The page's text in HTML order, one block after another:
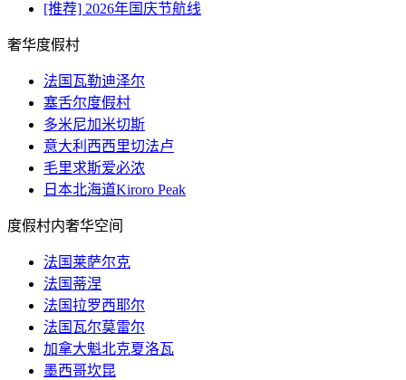
[推荐] 2026年国庆节航线
奢华度假村
法国瓦勒迪泽尔
塞舌尔度假村
多米尼加米切斯
意大利西西里切法卢
毛里求斯爱必浓
日本北海道Kiroro Peak
度假村内奢华空间
法国莱萨尔克
法国蒂涅
法国拉罗西耶尔
法国瓦尔莫雷尔
加拿大魁北克夏洛瓦
墨西哥坎昆